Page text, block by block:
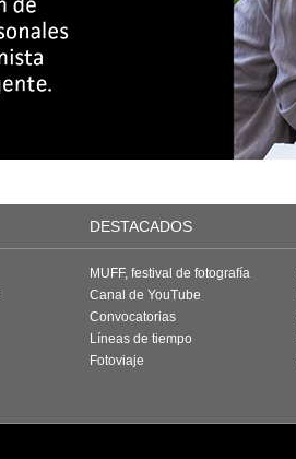
DESTACADOS
MUFF, festival de fotografía
Canal de YouTube
Convocatorias
Líneas de tiempo
Fotoviaje